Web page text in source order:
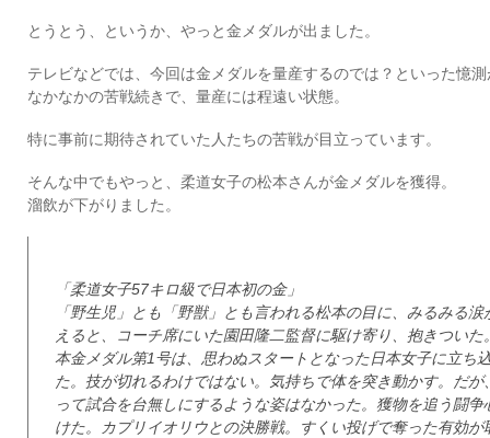
とうとう、というか、やっと金メダルが出ました。
テレビなどでは、今回は金メダルを量産するのでは？といった憶
なかなかの苦戦続きで、量産には程遠い状態。
特に事前に期待されていた人たちの苦戦が目立っています。
そんな中でもやっと、柔道女子の松本さんが金メダルを獲得。
溜飲が下がりました。
「柔道女子57キロ級で日本初の金」
「野生児」とも「野獣」とも言われる松本の目に、みるみる
えると、コーチ席にいた園田隆二監督に駆け寄り、抱きつい
本金メダル第1号は、思わぬスタートとなった日本女子に立ち
た。技が切れるわけではない。気持ちで体を突き動かす。だ
って試合を台無しにするような姿はなかった。獲物を追う闘
けた。カプリイオリウとの決勝戦。すくい投げで奪った有効